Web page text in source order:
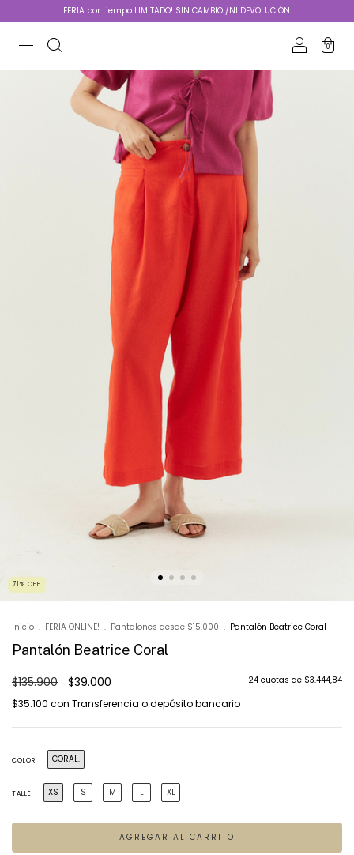
FERIA por tiempo LIMITADO! SIN CAMBIO /NI DEVOLUCIÓN.
0
71 % OFF
Inicio . FERIA ONLINE! . Pantalones desde $15.000 . Pantalón Beatrice Coral
Pantalón Beatrice Coral
$135.900 $39.000 24 cuotas de $3.444,84
$35.100 con Transferencia o depósito bancario
COLOR CORAL.
TALLE XS S M L XL